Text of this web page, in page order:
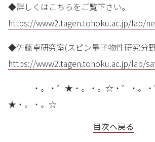
◆詳しくはこちらをご覧下さい。
https://www2.tagen.tohoku.ac.jp/lab/
◆佐藤卓研究室(スピン量子物性研究分
https://www2.tagen.tohoku.ac.jp/lab/
・。・゜★・。・。☆・゜・。・゜
★・。・。☆
目次へ戻る